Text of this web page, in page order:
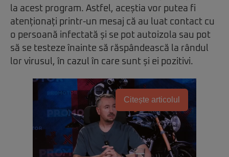
la acest program. Astfel, aceștia vor putea fi
atenționați printr-un mesaj că au luat contact cu
o persoană infectată și se pot autoizola sau pot
să se testeze înainte să răspândească la rândul
lor virusul, în cazul în care sunt și ei pozitivi.
Citește articolul